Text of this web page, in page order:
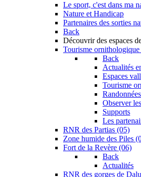
Le sport, c'est dans ma
Nature et Handicap
Partenaires des sorties
Back
Découvrir des espaces
Tourisme
Back
Actualités
Espaces
Tourisme
Observer
Supports
Les
RNR des Partias (05)
Zone humide des Piles
Fort de la Revère (06)
Back
Actualités
RNR des gorges de